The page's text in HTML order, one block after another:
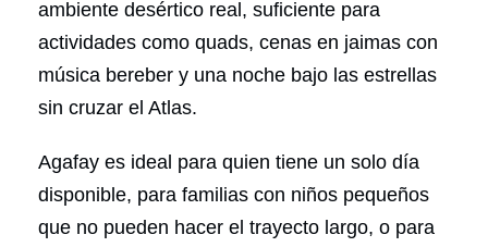
ambiente desértico real, suficiente para
actividades como quads, cenas en jaimas con
música bereber y una noche bajo las estrellas
sin cruzar el Atlas.
Agafay es ideal para quien tiene un solo día
disponible, para familias con niños pequeños
que no pueden hacer el trayecto largo, o para